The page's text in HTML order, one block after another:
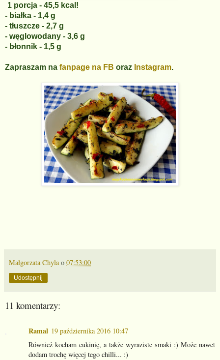
1 porcja - 45,5 kcal!
- białka - 1,4 g
- tłuszcze - 2,7 g
- węglowodany - 3,6 g
- błonnik - 1,5 g
Zapraszam na fanpage na FB oraz Instagram.
Małgorzata Chyla o 07:53:00
Udostępnij
11 komentarzy:
Ramal 19 października 2016 10:47
Również kocham cukinię, a także wyraziste smaki :) Może nawet
dodam trochę więcej tego chilli... :)